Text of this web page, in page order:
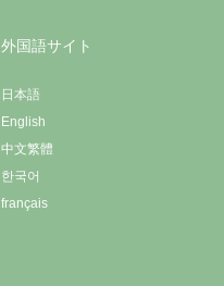
外国語サイト
日本語
English
中文繁體
한국어
français